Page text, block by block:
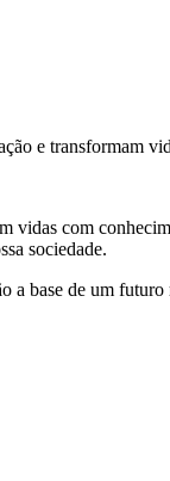
e transformam
vidas com
sociedade.
a base de um